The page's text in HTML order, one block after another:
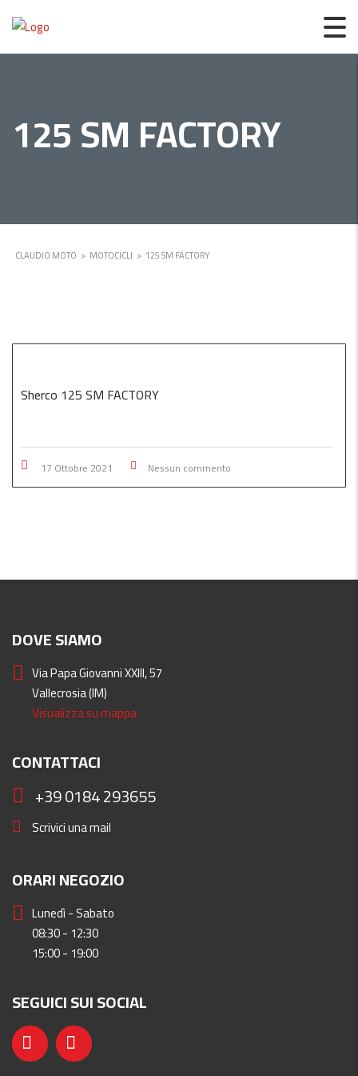
125 SM FACTORY
CLAUDIO MOTO > MOTOCICLI > 125 SM FACTORY
Sherco 125 SM FACTORY
17 Ottobre 2021 Nessun commento
DOVE SIAMO
Via Papa Giovanni XXIII, 57
Vallecrosia (IM)
Visualizza su mappa
CONTATTACI
+39 0184 293655
Scrivici una mail
ORARI NEGOZIO
Lunedì - Sabato
08:30 - 12:30
15:00 - 19:00
SEGUICI SUI SOCIAL